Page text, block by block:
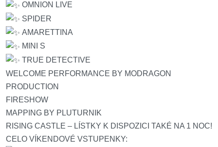
OMNION LIVE
SPIDER
AMARETTINA
MINI S
TRUE DETECTIVE
WELCOME PERFORMANCE BY MODRAGON
PRODUCTION
FIRESHOW
MAPPING BY PLUTURNIK
RISING CASTLE – LÍSTKY K DISPOZICI TAKÉ NA 1 NOC!
CELO VÍKENDOVÉ VSTUPENKY: